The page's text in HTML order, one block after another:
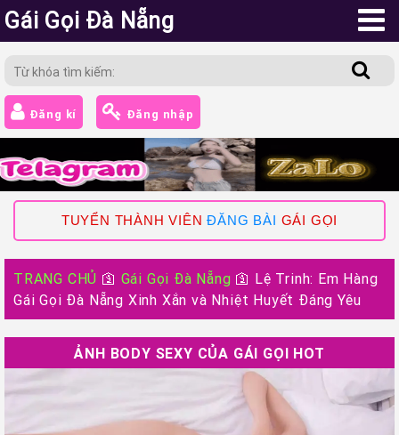
Gái Gọi Đà Nẵng
Đăng kí Đăng nhập
TUYỂN THÀNH VIÊNĐĂNG BÀI GÁI GỌI
TRANG CHỦ 🛐 Gái Gọi Đà Nẵng 🛐 Lệ Trinh: Em Hàng
Gái Gọi Đà Nẵng Xinh Xắn và Nhiệt Huyết Đáng Yêu
ẢNH BODY SEXY CỦA GÁI GỌI HOT